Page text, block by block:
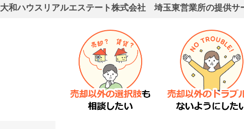
大和ハウスリアルエステート株式会社 埼玉東営業所の提供サ